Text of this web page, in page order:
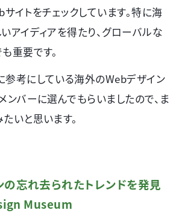
イトをチェックしています。特に海
アイディアを得たり、グローバルな
重要です。
考にしている海外のWebデザイン
ンバーに選んでもらいましたので、ま
いと思います。
忘れ去られたトレンドを発見
Museum